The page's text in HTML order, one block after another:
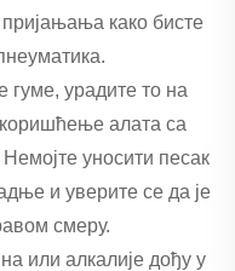
како бисте
гуме, урадите то на
коришћење алата са
уносити песак
и уверите се да је
смеру.
или алкалије дођу у